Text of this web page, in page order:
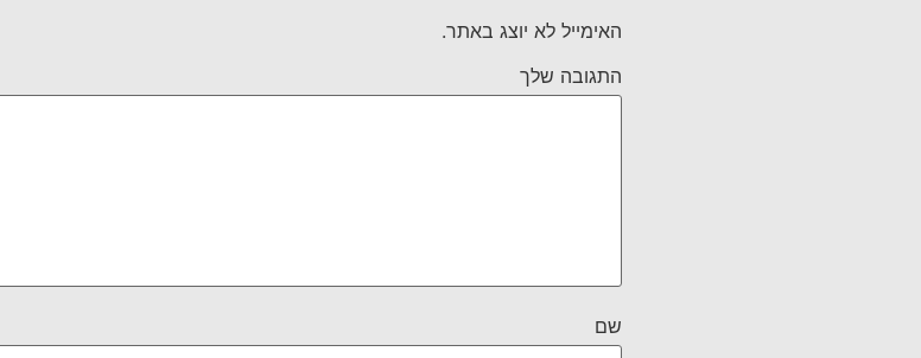
האימייל לא יוצג באתר.
התגובה שלך
שם